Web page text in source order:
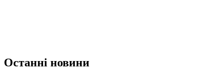
Останні новини